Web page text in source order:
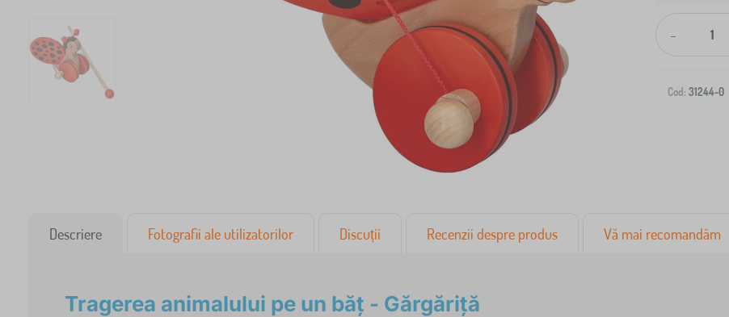
-
Cod: 31244-0
Descriere Fotografii ale utilizatorilor Discuții Recenzii despre produs Vă mai recomandăm
Tragerea animalului pe un băț - Gărgăriță